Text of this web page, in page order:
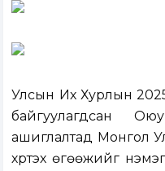
Улсын Их Хурлын
байгуулагдсан
ашиглалтад Монгол
хүртэх өгөөжийг